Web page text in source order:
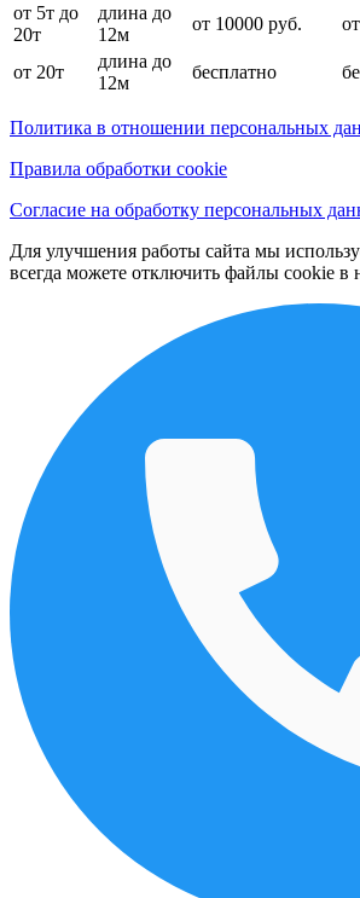
от 5т до
20т
длина до
12м
от 10000 руб.
от 20т
длина до
12м
бесплатно
Политика в отношении персональных
Правила обработки cookie
Согласие на обработку персональных
Для улучшения работы сайта мы
всегда можете отключить файлы cookie в